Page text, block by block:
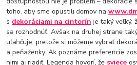
toho, aby sme opustili domov na
s dekoráciami na cintorín je taký veľký,
sa rozhodnúť. Avšak na druhej strane
uľahčuje, pretože si môžeme vybrať
a peňaženky. Ak poznáme preferencie
nimi aj riadiť. Legenda hovorí, že sviece